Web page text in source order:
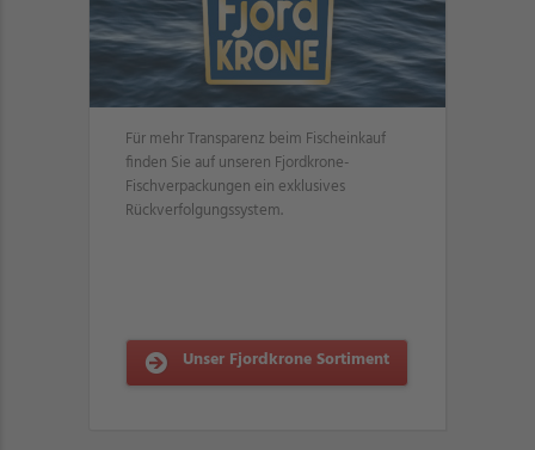
Für mehr Transparenz beim Fischeinkauf
finden Sie auf unseren Fjordkrone-
Fischverpackungen ein exklusives
Rückverfolgungssystem.
Unser Fjordkrone Sortiment